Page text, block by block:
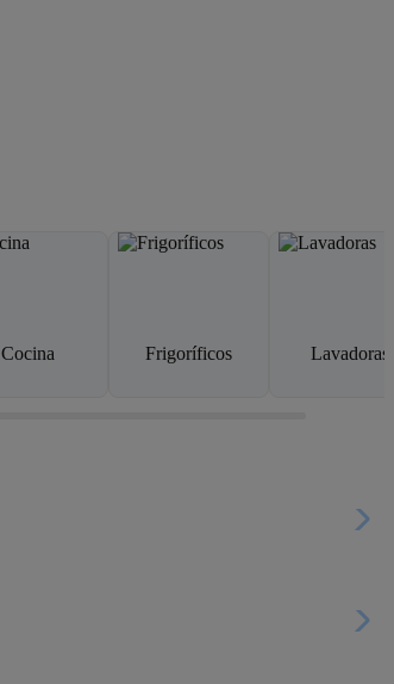
Cocina Frigoríficos Lavadoras